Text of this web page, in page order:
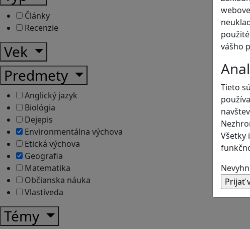
vášho
Tieto
Všetky
Články
Recenzie
Vek
Predmety
Anglický jazyk
Biológia
Dejepis
Environmentálna výchova
Etická výchova
Geografia
Matematika
Občianska náuka
Vlastiveda
Témy